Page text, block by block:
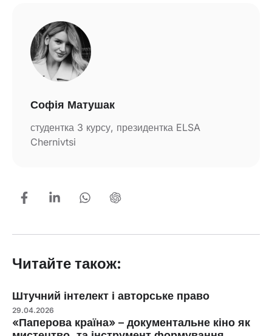
Софія Матушак
студентка 3 курсу, президентка ELSA
Chernivtsi
Читайте також:
Штучний інтелект і авторське право
29.04.2026
«Паперова країна» – документальне кіно як